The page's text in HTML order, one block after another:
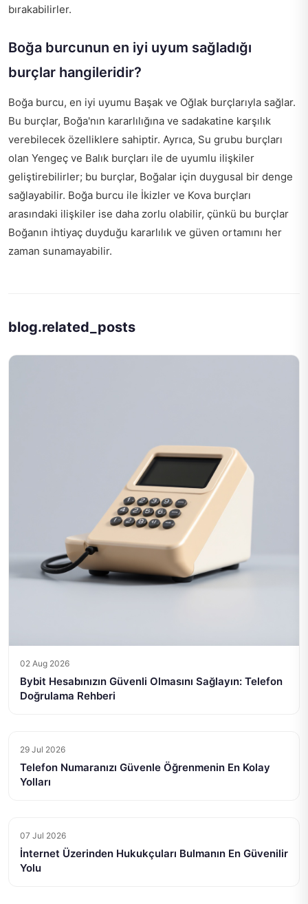
bırakabilirler.
Boğa burcunun en iyi uyum sağladığı
burçlar hangileridir?
Boğa burcu, en iyi uyumu Başak ve Oğlak burçlarıyla sağlar.
Bu burçlar, Boğa'nın kararlılığına ve sadakatine karşılık
verebilecek özelliklere sahiptir. Ayrıca, Su grubu burçları
olan Yengeç ve Balık burçları ile de uyumlu ilişkiler
geliştirebilirler; bu burçlar, Boğalar için duygusal bir denge
sağlayabilir. Boğa burcu ile İkizler ve Kova burçları
arasındaki ilişkiler ise daha zorlu olabilir, çünkü bu burçlar
Boğanın ihtiyaç duyduğu kararlılık ve güven ortamını her
zaman sunamayabilir.
blog.related_posts
02 Aug 2026
Bybit Hesabınızın Güvenli Olmasını Sağlayın: Telefon
Doğrulama Rehberi
29 Jul 2026
Telefon Numaranızı Güvenle Öğrenmenin En Kolay
Yolları
07 Jul 2026
İnternet Üzerinden Hukukçuları Bulmanın En Güvenilir
Yolu